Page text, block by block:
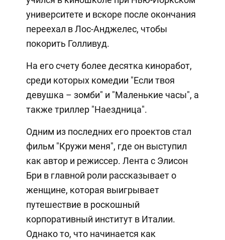
университете и вскоре после окончания
переехал в Лос-Анджелес, чтобы
покорить Голливуд.
На его счету более десятка киноработ,
среди которых комедии "Если твоя
девушка – зомби" и "Маленькие часы", а
также триллер "Наездница".
Одним из последних его проектов стал
фильм "Кружи меня", где он выступил
как автор и режиссер. Лента с Элисон
Бри в главной роли рассказывает о
женщине, которая выигрывает
путешествие в роскошный
корпоративный институт в Италии.
Однако то, что начинается как